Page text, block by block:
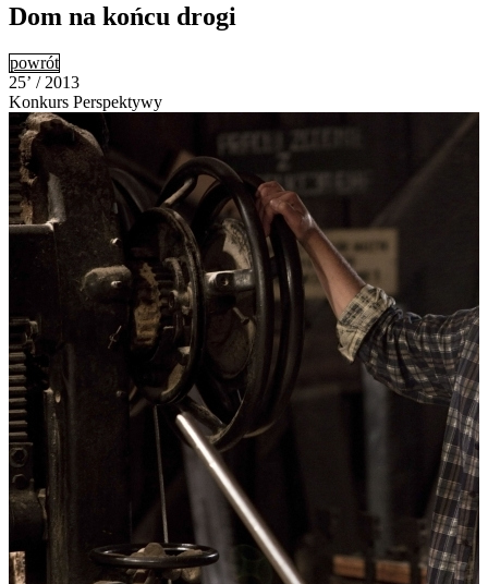
Dom na końcu drogi
powrót
25’ / 2013
Konkurs Perspektywy